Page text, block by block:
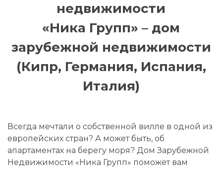
недвижимости
«Ника Групп» – дом
зарубежной недвижимости
(Кипр, Германия, Испания,
Италия)
Всегда мечтали о собственной вилле в одной из
европейских стран? А может быть, об
апартаментах на берегу моря? Дом Зарубежной
Недвижимости «Ника Групп» поможет вам